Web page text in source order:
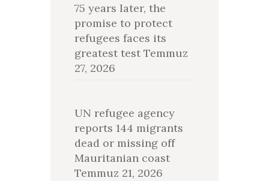
75 years later, the
promise to protect
refugees faces its
greatest test Temmuz
27, 2026
UN refugee agency
reports 144 migrants
dead or missing off
Mauritanian coast
Temmuz 21, 2026